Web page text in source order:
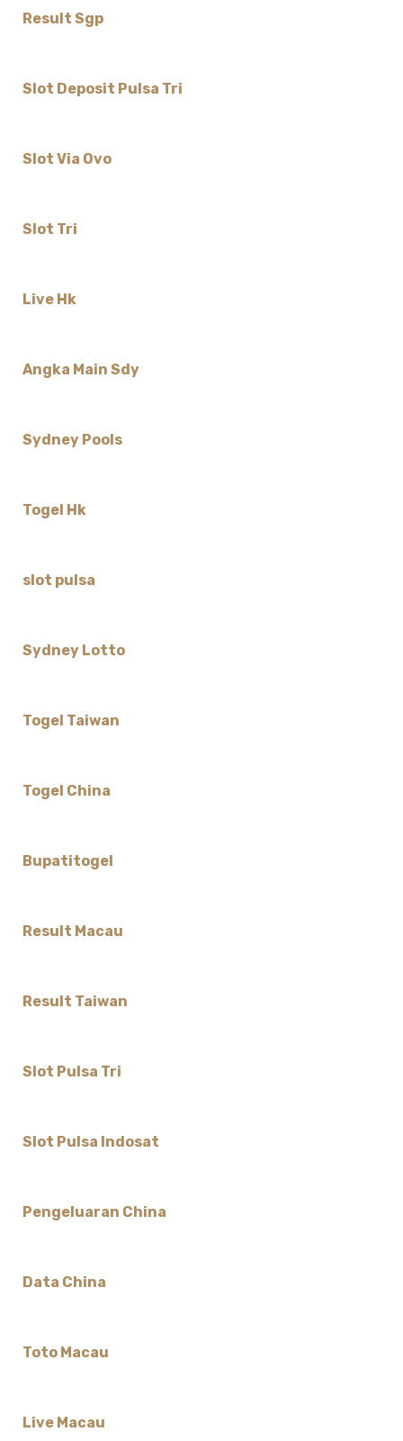
Result Sgp
Slot Deposit Pulsa Tri
Slot Via Ovo
Slot Tri
Live Hk
Angka Main Sdy
Sydney Pools
Togel Hk
slot pulsa
Sydney Lotto
Togel Taiwan
Togel China
Bupatitogel
Result Macau
Result Taiwan
Slot Pulsa Tri
Slot Pulsa Indosat
Pengeluaran China
Data China
Toto Macau
Live Macau